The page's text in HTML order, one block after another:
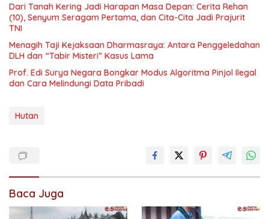
Dari Tanah Kering Jadi Harapan Masa Depan: Cerita Rehan
(10), Senyum Seragam Pertama, dan Cita-Cita Jadi Prajurit
TNI
Menagih Taji Kejaksaan Dharmasraya: Antara Penggeledahan
DLH dan “Tabir Misteri” Kasus Lama
Prof. Edi Surya Negara Bongkar Modus Algoritma Pinjol Ilegal
dan Cara Melindungi Data Pribadi
Hutan
Baca Juga